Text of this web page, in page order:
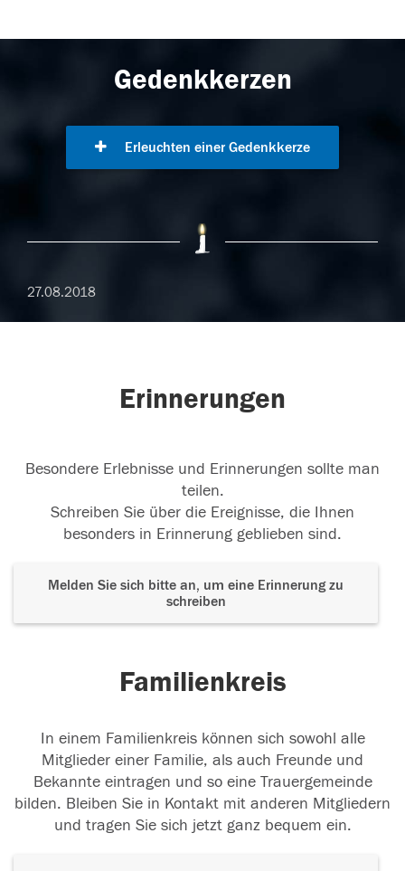
Gedenkkerzen
Erleuchten einer Gedenkkerze
27.08.2018
Erinnerungen
Besondere Erlebnisse und Erinnerungen sollte man
teilen.
Schreiben Sie über die Ereignisse, die Ihnen
besonders in Erinnerung geblieben sind.
Melden Sie sich bitte an, um eine Erinnerung zu
schreiben
Familienkreis
In einem Familienkreis können sich sowohl alle
Mitglieder einer Familie, als auch Freunde und
Bekannte eintragen und so eine Trauergemeinde
bilden. Bleiben Sie in Kontakt mit anderen Mitgliedern
und tragen Sie sich jetzt ganz bequem ein.